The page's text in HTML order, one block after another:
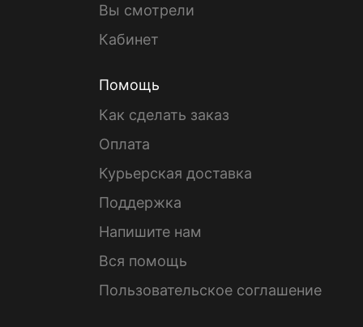
Вы смотрели
Кабинет
Помощь
Как сделать заказ
Оплата
Курьерская доставка
Поддержка
Напишите нам
Вся помощь
Пользовательское соглашение